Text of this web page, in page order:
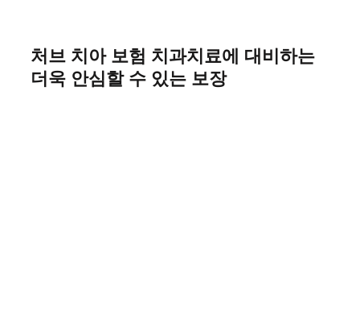
처브 치아 보험 치과치료에 대비하는
더욱 안심할 수 있는 보장